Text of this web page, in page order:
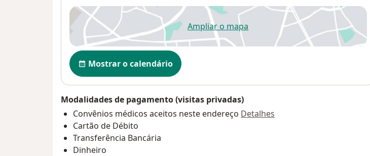
Ampliar o mapaabre num novo separador
Disponibilidade
Mostrar o calendário
Modalidades de pagamento (visitas privadas)
Convênios médicos aceitos neste endereço Detalhes
Cartão de Débito
Transferência Bancária
Dinheiro